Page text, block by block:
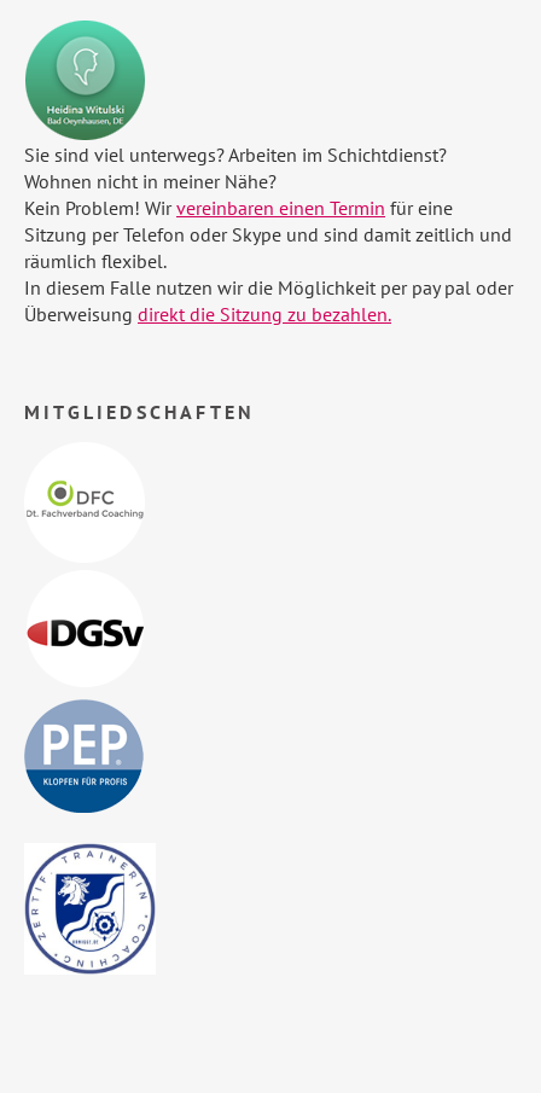
Sie sind viel unterwegs? Arbeiten im Schichtdienst?
Wohnen nicht in meiner Nähe?
Kein Problem! Wirvereinbaren einen Termin für eine
Sitzung per Telefon oder Skype und sind damit zeitlich und
räumlich flexibel.
In diesem Falle nutzen wir die Möglichkeit per pay pal oder
Überweisung direkt die Sitzung zu bezahlen.
MITGLIEDSCHAFTEN